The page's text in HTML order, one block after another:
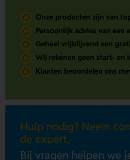
Onze producten zijn van
Persoonlijk advies van een
Geheel vrijblijvend een
Wij rekenen geen start- en
Klanten beoordelen ons
Hulp nodig? Neem
de expert.
Bij vragen helpen we